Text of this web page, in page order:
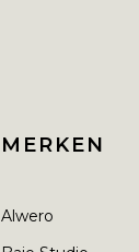
MERKEN
Alwero